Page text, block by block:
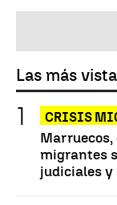
Las más
CRISIS
Marruecos,
migrantes
judiciales